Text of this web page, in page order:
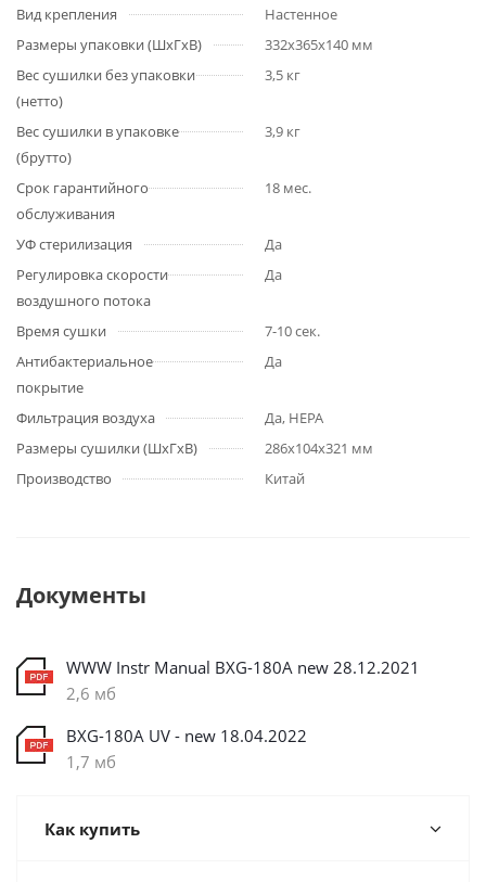
Вид крепления
Настенное
Размеры упаковки (ШхГхВ)
332х365х140 мм
Вес сушилки без упаковки
(нетто)
3,5 кг
Вес сушилки в упаковке
(брутто)
3,9 кг
Срок гарантийного
обслуживания
18 мес.
УФ стерилизация
Да
Регулировка скорости
воздушного потока
Да
Время сушки
7-10 сек.
Антибактериальное
покрытие
Да
Фильтрация воздуха
Да, HEPA
Размеры сушилки (ШхГхВ)
286х104х321 мм
Производство
Китай
Документы
WWW Instr Manual BXG-180A new 28.12.2021
2,6 мб
BXG-180А UV - new 18.04.2022
1,7 мб
Как купить